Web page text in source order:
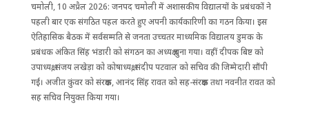
चमोली, 10 अप्रैल 2026: जनपद चमोली में अशासकीय विद्यालयों के प्रबंधकों ने
पहली बार एक संगठित पहल करते हुए अपनी कार्यकारिणी का गठन किया। इस
ऐतिहासिक बैठक में सर्वसम्मति से जनता उच्चतर माध्यमिक विद्यालय डुमक के
प्रबंधक अंकित सिंह भंडारी को संगठन का अध्यक्ष चुना गया। वहीं दीपक बिष्ट को
उपाध्यक्ष, संजय लखेड़ा को कोषाध्यक्ष, संदीप पटवाल को सचिव की जिम्मेदारी सौंपी
गई। अजीत कुंवर को संरक्षक, आनंद सिंह रावत को सह-संरक्षक तथा नवनीत रावत को
सह सचिव नियुक्त किया गया।